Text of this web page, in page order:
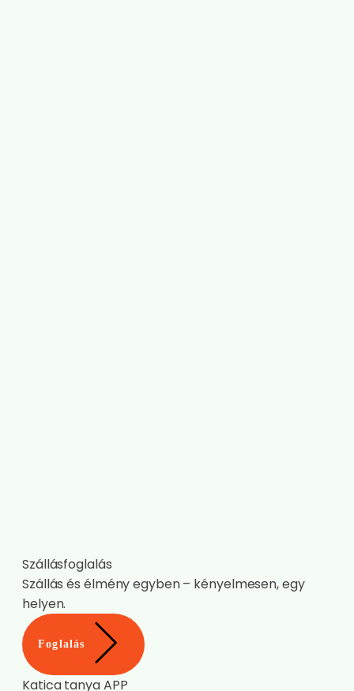
Szállásfoglalás
Szállás és élmény egyben – kényelmesen, egy
helyen.
Foglalás
Katica tanya APP